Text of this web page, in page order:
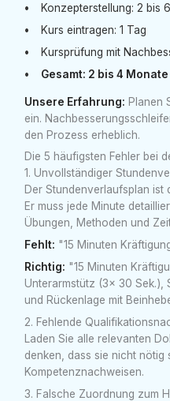
Konzepterstellung: 2 bis
Kurs eintragen: 1 Tag
Kursprüfung mit
Gesamt: 2 bis 4 Monate
Unsere Erfahrung: Planen
ein.
den Prozess erheblich.
Die 5 häufigsten Fehler bei
1. Unvollständiger
Der Stundenverlaufsplan ist
Er muss jede Minute
Übungen, Methoden und
Fehlt: "15 Minuten
Richtig: "15 Minuten
Unterarmstütz (3x 30 Sek.),
und Rückenlage mit
2. Fehlende
Laden Sie alle relevanten
denken, dass sie nicht nötig
Kompetenznachweisen.
3. Falsche Zuordnung zum